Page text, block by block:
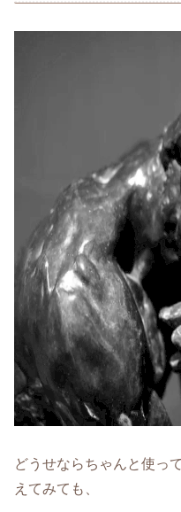
どうせならちゃんと使っ
えてみても、